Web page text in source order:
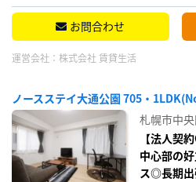
お問合わせ
運営会社： 株式会社 賃貸生活
ノースステイ大通公園 705・
札幌市中
【法人契
中心部の
ス◎長期出